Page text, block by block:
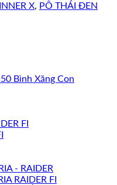
X, PÔ THÁI ĐEN
Bình Xăng Con
FI
- RAIDER
RAIDER FI